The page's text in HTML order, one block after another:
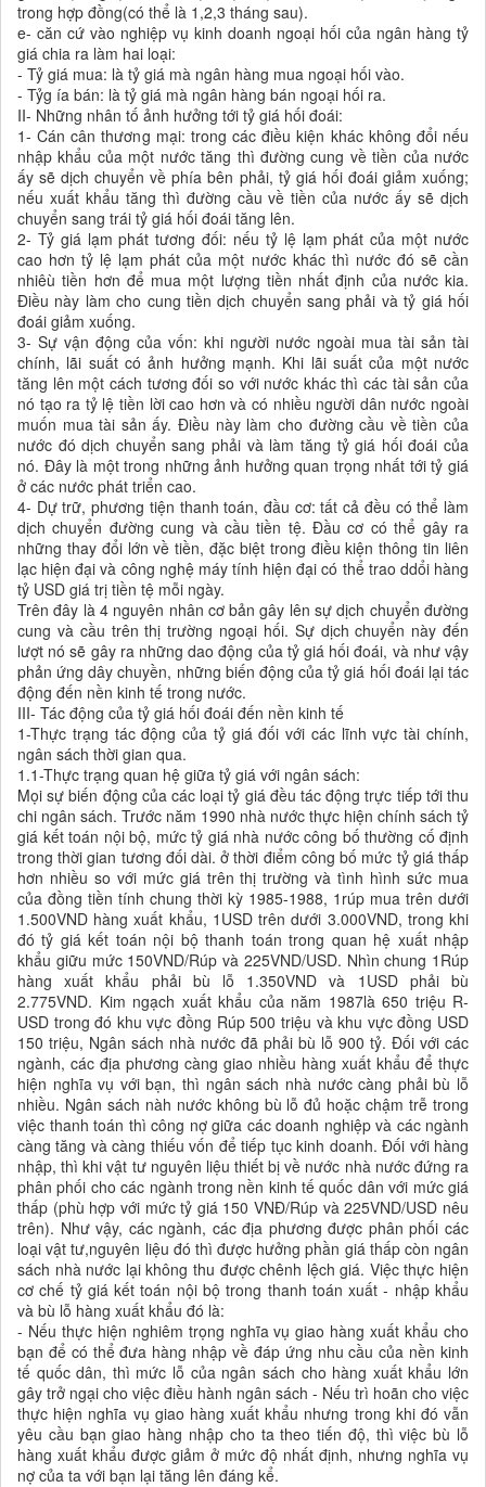
trong hợp đồng(có thể là 1,2,3 tháng sau).
e- căn cứ vào nghiệp vụ kinh doanh ngoại hối của ngân hàng tỷ
giá chia ra làm hai loại:
- Tỷ giá mua: là tỷ giá mà ngân hàng mua ngoại hối vào.
- Tỷg ía bán: là tỷ giá mà ngân hàng bán ngoại hối ra.
II- Những nhân tố ảnh hưởng tới tỷ giá hối đoái:
1- Cán cân thương mại: trong các điều kiện khác không đổi nếu
nhập khẩu của một nước tăng thì đường cung về tiền của nước
ấy sẽ dịch chuyển về phía bên phải, tỷ giá hối đoái giảm xuống;
nếu xuất khẩu tăng thì đường cầu về tiền của nước ấy sẽ dịch
chuyển sang trái tỷ giá hối đoái tăng lên.
2- Tỷ giá lạm phát tương đối: nếu tỷ lệ lạm phát của một nước
cao hơn tỷ lệ lạm phát của một nước khác thì nước đó sẽ cần
nhiêù tiền hơn để mua một lượng tiền nhất định của nước kia.
Điều này làm cho cung tiền dịch chuyển sang phải và tỷ giá hối
đoái giảm xuống.
3- Sự vận động của vốn: khi người nước ngoài mua tài sản tài
chính, lãi suất có ảnh hưởng mạnh. Khi lãi suất của một nước
tăng lên một cách tương đối so với nước khác thì các tài sản của
nó tạo ra tỷ lệ tiền lời cao hơn và có nhiều người dân nước ngoài
muốn mua tài sản ấy. Điều này làm cho đường cầu về tiền của
nước đó dịch chuyển sang phải và làm tăng tỷ giá hối đoái của
nó. Đây là một trong những ảnh hưởng quan trọng nhất tới tỷ giá
ở các nước phát triển cao.
4- Dự trữ, phương tiện thanh toán, đầu cơ: tất cả đều có thể làm
dịch chuyển đường cung và cầu tiền tệ. Đầu cơ có thể gây ra
những thay đổi lớn về tiền, đặc biệt trong điều kiện thông tin liên
lạc hiện đại và công nghệ máy tính hiện đại có thể trao ddổi hàng
tỷ USD giá trị tiền tệ mỗi ngày.
Trên đây là 4 nguyên nhân cơ bản gây lên sự dịch chuyển đường
cung và cầu trên thị trường ngoại hối. Sự dịch chuyển này đến
lượt nó sẽ gây ra những dao động của tỷ giá hối đoái, và như vậy
phản ứng dây chuyền, những biến động của tỷ giá hối đoái lại tác
động đến nền kinh tế trong nước.
III- Tác động của tỷ giá hối đoái đến nền kinh tế
1-Thực trạng tác động của tỷ giá đối với các lĩnh vực tài chính,
ngân sách thời gian qua.
1.1-Thực trạng quan hệ giữa tỷ giá với ngân sách:
Mọi sự biến động của các loại tỷ giá đều tác động trực tiếp tới thu
chi ngân sách. Trước năm 1990 nhà nước thực hiện chính sách tỷ
giá kết toán nội bộ, mức tỷ giá nhà nước công bố thường cố định
trong thời gian tương đối dài. ở thời điểm công bố mức tỷ giá thấp
hơn nhiều so với mức giá trên thị trường và tình hình sức mua
của đồng tiền tính chung thời kỳ 1985-1988, 1rúp mua trên dưới
1.500VND hàng xuất khẩu, 1USD trên dưới 3.000VND, trong khi
đó tỷ giá kết toán nội bộ thanh toán trong quan hệ xuất nhập
khẩu giữu mức 150VND/Rúp và 225VND/USD. Nhìn chung 1Rúp
hàng xuất khẩu phải bù lỗ 1.350VND và 1USD phải bù
2.775VND. Kim ngạch xuất khẩu của năm 1987là 650 triệu R-
USD trong đó khu vực đồng Rúp 500 triệu và khu vực đồng USD
150 triệu, Ngân sách nhà nước đã phải bù lỗ 900 tỷ. Đối với các
ngành, các địa phương càng giao nhiều hàng xuất khẩu để thực
hiện nghĩa vụ với bạn, thì ngân sách nhà nước càng phải bù lỗ
nhiều. Ngân sách nàh nước không bù lỗ đủ hoặc chậm trễ trong
việc thanh toán thì công nợ giữa các doanh nghiệp và các ngành
càng tăng và càng thiếu vốn để tiếp tục kinh doanh. Đối với hàng
nhập, thì khi vật tư nguyên liệu thiết bị về nước nhà nước đứng ra
phân phối cho các ngành trong nền kinh tế quốc dân với mức giá
thấp (phù hợp với mức tỷ giá 150 VNĐ/Rúp và 225VND/USD nêu
trên). Như vậy, các ngành, các địa phương được phân phối các
loại vật tư,nguyên liệu đó thì được hưởng phần giá thấp còn ngân
sách nhà nước lại không thu được chênh lệch giá. Việc thực hiện
cơ chế tỷ giá kết toán nội bộ trong thanh toán xuất - nhập khẩu
và bù lỗ hàng xuất khẩu đó là:
- Nếu thực hiện nghiêm trọng nghĩa vụ giao hàng xuất khẩu cho
bạn để có thể đưa hàng nhập về đáp ứng nhu cầu của nền kinh
tế quốc dân, thì mức lỗ của ngân sách cho hàng xuất khẩu lớn
gây trở ngại cho việc điều hành ngân sách - Nếu trì hoãn cho việc
thực hiện nghĩa vụ giao hàng xuất khẩu nhưng trong khi đó vẫn
yêu cầu bạn giao hàng nhập cho ta theo tiến độ, thì việc bù lỗ
hàng xuất khẩu được giảm ở mức độ nhất định, nhưng nghĩa vụ
nợ của ta với bạn lại tăng lên đáng kể.